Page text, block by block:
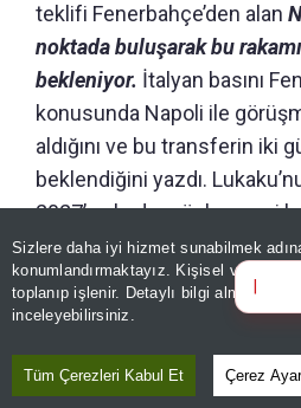
Sizlere daha iyi hizmet sunabilmek
konumlandırmaktayız. Kişisel
toplanıp işlenir. Detaylı bilgi almak için
inceleyebilirsiniz.
Tüm Çerezleri Kabul Et Çerez
teklifi Fenerbahçe’den alan
noktada buluşarak bu
bekleniyor. İtalyan basını
konusunda Napoli ile
aldığını ve bu transferin iki
beklendiğini yazdı.
2027’ye kadar sözleşmesi
DÜNYADA İKİNCİ
1,91 metre boyu ve 103 kiloluk
dünyanın en iri futbolcuları